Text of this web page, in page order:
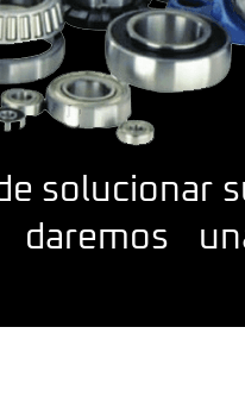
solucionar
daremos